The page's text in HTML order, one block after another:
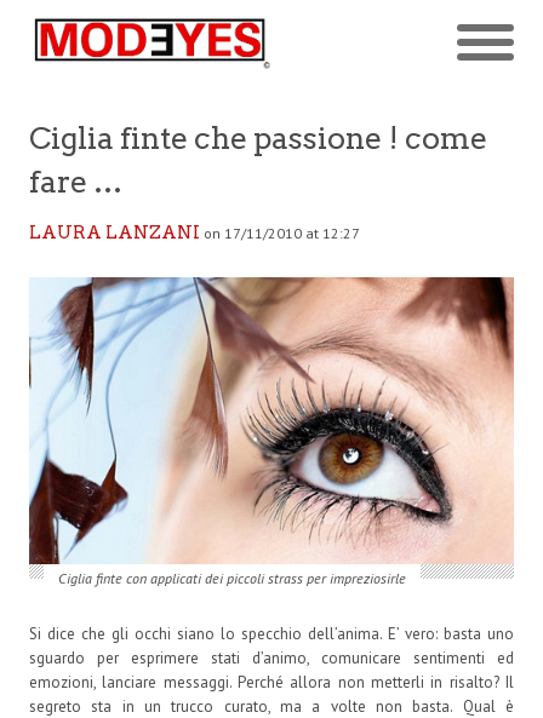
Ciglia finte che passione ! come
fare …
LAURA LANZANI on 17/11/2010 at 12:27
Ciglia finte con applicati dei piccoli strass per impreziosirle
Si dice che gli occhi siano lo specchio dell’anima. E’ vero: basta uno
sguardo per esprimere stati d’animo, comunicare sentimenti ed
emozioni, lanciare messaggi. Perché allora non metterli in risalto? Il
segreto sta in un trucco curato, ma a volte non basta. Qual è